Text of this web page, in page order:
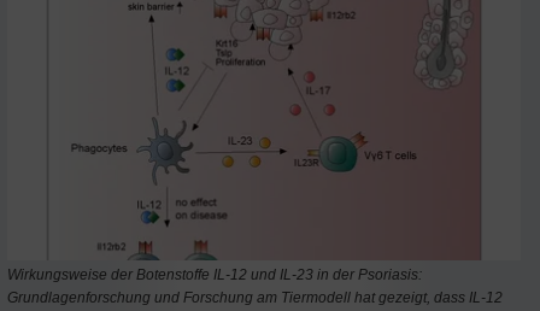
Wirkungsweise der Botenstoffe IL-12 und IL-23 in der Psoriasis:
Grundlagenforschung und Forschung am Tiermodell hat gezeigt, dass IL-12